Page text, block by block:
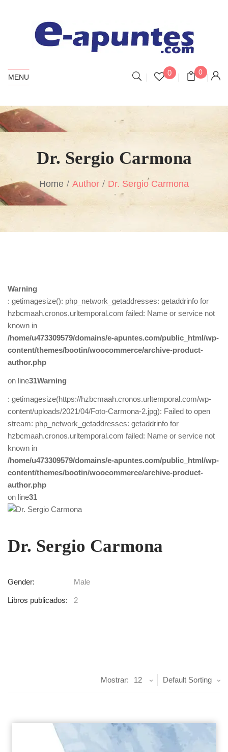
MENU 0 0
Dr. Sergio Carmona
Home Author Dr. Sergio Carmona
Warning
: getimagesize(): php_network_getaddresses: getaddrinfo for
hzbcmaah.cronos.urltemporal.com failed: Name or service not
known in
/home/u473309579/domains/e-apuntes.com/public_html/wp-
content/themes/bootin/woocommerce/archive-product-
author.php
on line31Warning
: getimagesize(https://hzbcmaah.cronos.urltemporal.com/wp-
content/uploads/2021/04/Foto-Carmona-2.jpg): Failed to open
stream: php_network_getaddresses: getaddrinfo for
hzbcmaah.cronos.urltemporal.com failed: Name or service not
known in
/home/u473309579/domains/e-apuntes.com/public_html/wp-
content/themes/bootin/woocommerce/archive-product-
author.php
on line31
Dr. Sergio Carmona
Gender: Male
Libros publicados: 2
Default Sorting
Mostrar: 12